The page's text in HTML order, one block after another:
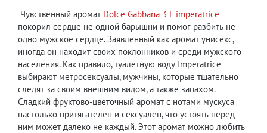
Чувственный аромат Dolce Gabbana 3 L imperatrice
покорил сердце не одной барышни и помог разбить не
одно мужское сердце. Заявленный как аромат унисекс,
иногда он находит своих поклонников и среди мужского
населения. Как правило, туалетную воду Imperatrice
выбирают метросексуалы, мужчины, которые тщательно
следят за своим внешним видом, а также запахом.
Сладкий фруктово-цветочный аромат с нотами мускуса
настолько притягателен и сексуален, что устоять перед
ним может далеко не каждый. Этот аромат можно любить